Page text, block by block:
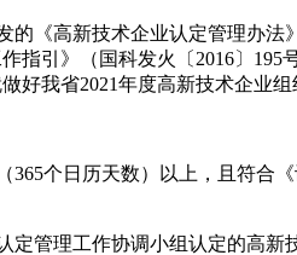
《高新技术企业认定管理办法
指引》（国科发火〔2016〕 195
好我省2021年度高新技术企业组
365个日历天数）以上，且符合
定管理工作协调小组认定的高新